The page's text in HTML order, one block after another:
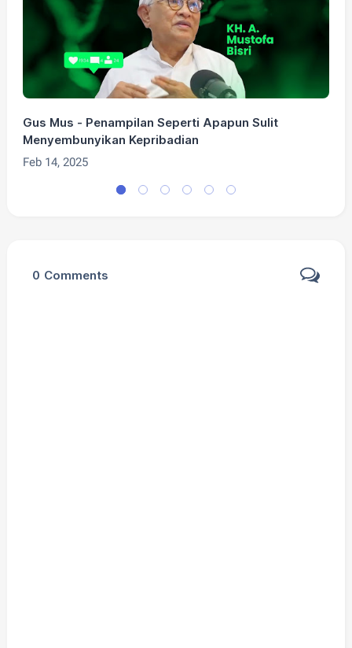
Gus Mus - Penampilan Seperti Apapun Sulit
Menyembunyikan Kepribadian
Feb 14, 2025
0 Comments